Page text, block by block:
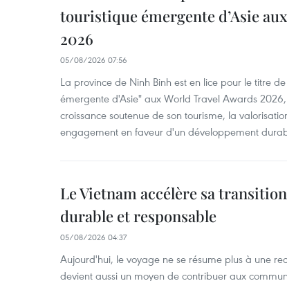
touristique émergente d’Asie
2026
05/08/2026 07:56
La province de Ninh Binh est en lice pour le titre
émergente d'Asie" aux World Travel Awards
croissance soutenue de son tourisme, la
engagement en faveur d'un développement
Le Vietnam accélère sa
durable et responsable
05/08/2026 04:37
Aujourd'hui, le voyage ne se résume plus à une
devient aussi un moyen de contribuer aux